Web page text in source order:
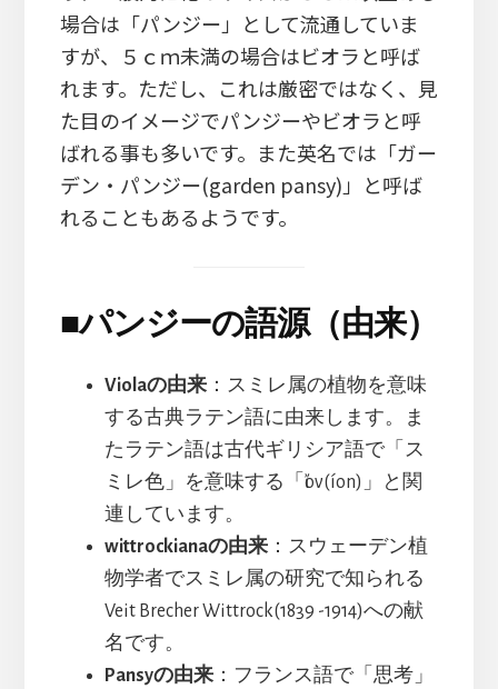
場合は「パンジー」として流通していま
すが、５ｃｍ未満の場合はビオラと呼ば
れます。ただし、これは厳密ではなく、見
た目のイメージでパンジーやビオラと呼
ばれる事も多いです。また英名では「ガー
デン・パンジー(garden pansy)」と呼ば
れることもあるようです。
■パンジーの語源（由来）
Violaの由来：スミレ属の植物を意味
する古典ラテン語に由来します。ま
たラテン語は古代ギリシア語で「ス
ミレ色」を意味する「ἴον(íon)」と関
連しています。
wittrockianaの由来：スウェーデン植
物学者でスミレ属の研究で知られる
Veit Brecher Wittrock(1839 -1914)への献
名です。
Pansyの由来：フランス語で「思考」